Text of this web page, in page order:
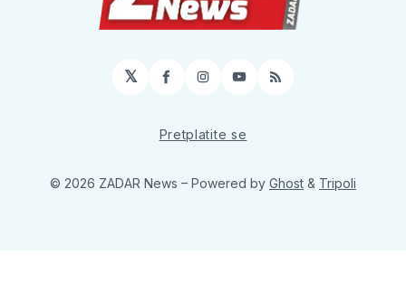
𝕏 Facebook
Instagram
YouTube
RSS
Pretplatite se
© 2026 ZADAR News – Powered by Ghost & Tripoli